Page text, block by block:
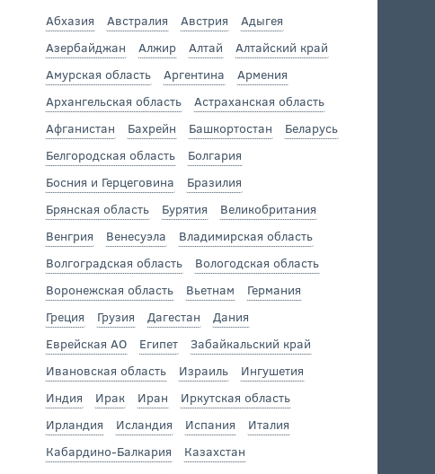
Абхазия Австралия Австрия
Адыгея
Азербайджан
Алжир Алтай
Алтайский край
Амурская область
Аргентина
Армения
Архангельская область
Астраханская область
Афганистан
Бахрейн Башкортостан
Беларусь
Белгородская область
Болгария
Босния и Герцеговина
Бразилия
Брянская область
Бурятия
Великобритания
Венгрия
Венесуэла
Владимирская область
Волгоградская область
Вологодская область
Воронежская область
Вьетнам
Германия
Греция
Грузия Дагестан
Дания
Еврейская АО
Египет
Забайкальский край
Ивановская область
Израиль
Ингушетия
Индия
Ирак Иран
Иркутская область
Ирландия
Исландия Испания
Италия
Кабардино-Балкария
Казахстан